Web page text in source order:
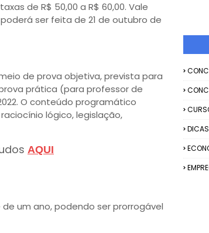
de R$ 50,00 a R$ 60,00. Vale
ser feita de 21 de outubro de
de prova objetiva, prevista para
prática (para professor de
O conteúdo programático
lógico, legislação,
AQUI
um ano, podendo ser prorrogável
DICAS